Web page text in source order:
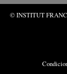
© INSTITUT